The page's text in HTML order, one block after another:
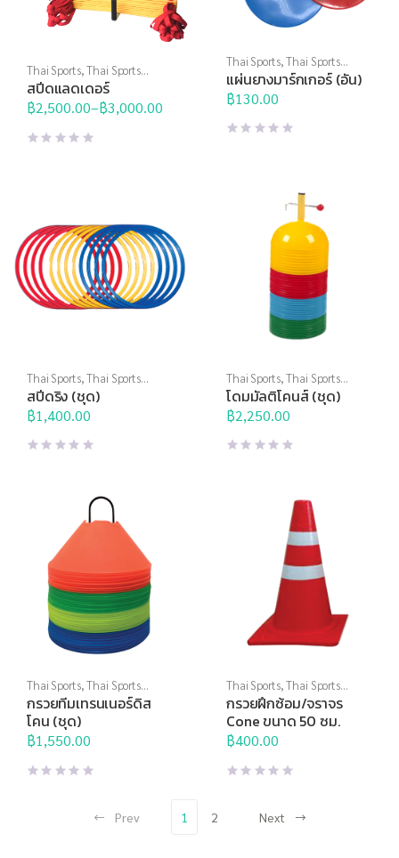
Thai Sports,Thai Sports
Brand,อุปกรณ์ฝึกซ้อม
สนาม,อุปกรณ์สนามอื่นๆ
สปีดแลดเดอร์
฿2,500.00–฿3,000.00
Price
range:
฿2,500.00
Thai Sports,Thai Sports
Brand,อุปกรณ์ฝึกซ้อม, อุปกรณ์
สนาม,อุปกรณ์สนามอื่นๆ
แผ่นยางมาร์กเกอร์ (อัน)
฿130.00
Thai Sports,Thai Sports
Brand,อุปกรณ์ฝึกซ้อม
สนาม,อุปกรณ์สนามอื่นๆ
สปีดริง (ชุด)
฿1,400.00
Thai Sports,Thai Sports
Brand,อุปกรณ์ฝึกซ้อม,อุปกรณ์
สนาม,อุปกรณ์สนามอื่นๆ
โดมมัลติโคนส์ (ชุด)
฿2,250.00
Thai Sports,Thai Sports
Brand,อุปกรณ์ฝึกซ้อม,อุปกรณ์
สนาม,อุปกรณ์สนามอื่นๆ
กรวยทีมเทรนเนอร์ดิส
โคน (ชุด)
฿1,550.00
Thai Sports,Thai Sports
Brand,อุปกรณ์ฝึกซ้อม,อุปกรณ์
สนาม,อุปกรณ์สนามอื่นๆ
กรวยฝึกซ้อม/จราจร
Cone ขนาด 50 ซม.
฿400.00
Prev 1 2 Next